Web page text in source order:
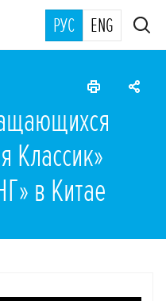
РУС ENG
Классик»
в Китае